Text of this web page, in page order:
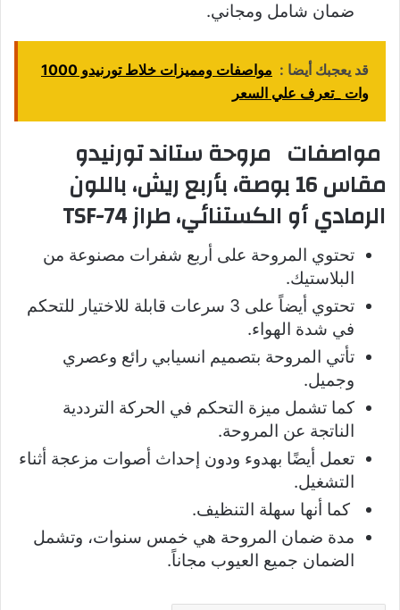
ضمان شامل ومجاني.
قد يعجبك أيضا :
مواصفات ومميزات خلاط تورنيدو 1000
وات _تعرف علي السعر
مواصفات مروحة ستاند تورنيدو
مقاس 16 بوصة، بأربع ريش، باللون
الرمادي أو الكستنائي، طراز TSF-74
تحتوي المروحة على أربع شفرات مصنوعة من
البلاستيك.
تحتوي أيضاً على 3 سرعات قابلة للاختيار للتحكم
في شدة الهواء.
تأتي المروحة بتصميم انسيابي رائع وعصري
وجميل.
كما تشمل ميزة التحكم في الحركة الترددية
الناتجة عن المروحة.
تعمل أيضًا بهدوء ودون إحداث أصوات مزعجة أثناء
التشغيل.
كما أنها سهلة التنظيف.
مدة ضمان المروحة هي خمس سنوات، وتشمل
الضمان جميع العيوب مجاناً.